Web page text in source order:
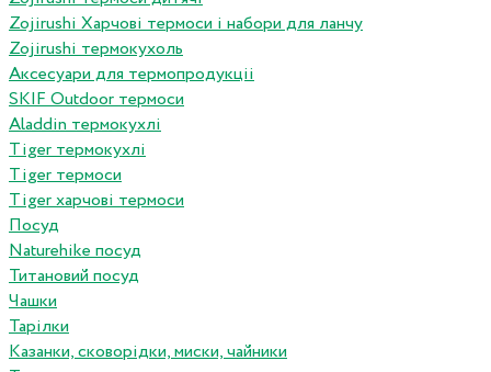
Zojirushi Харчові термоси і набори для ланчу
Zojirushi термокухоль
Аксесуари для термопродукціі
SKIF Outdoor термоси
Aladdin термокухлі
Tiger термокухлі
Tiger термоси
Tiger харчові термоси
Посуд
Naturehike посуд
Титановий посуд
Чашки
Тарілки
Казанки, сковорідки, миски, чайники